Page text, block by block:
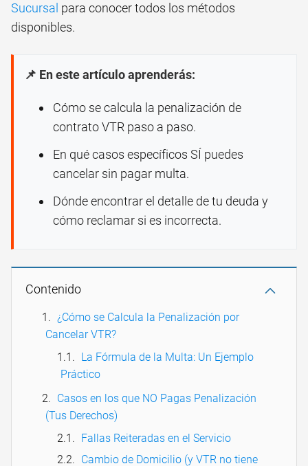
Sucursal para conocer todos los métodos
disponibles.
📌 En este artículo aprenderás:
Cómo se calcula la penalización de
contrato VTR paso a paso.
En qué casos específicos SÍ puedes
cancelar sin pagar multa.
Dónde encontrar el detalle de tu deuda y
cómo reclamar si es incorrecta.
Contenido
¿Cómo se Calcula la Penalización por
Cancelar VTR?
La Fórmula de la Multa: Un Ejemplo
Práctico
Casos en los que NO Pagas Penalización
(Tus Derechos)
Fallas Reiteradas en el Servicio
Cambio de Domicilio (y VTR no tiene